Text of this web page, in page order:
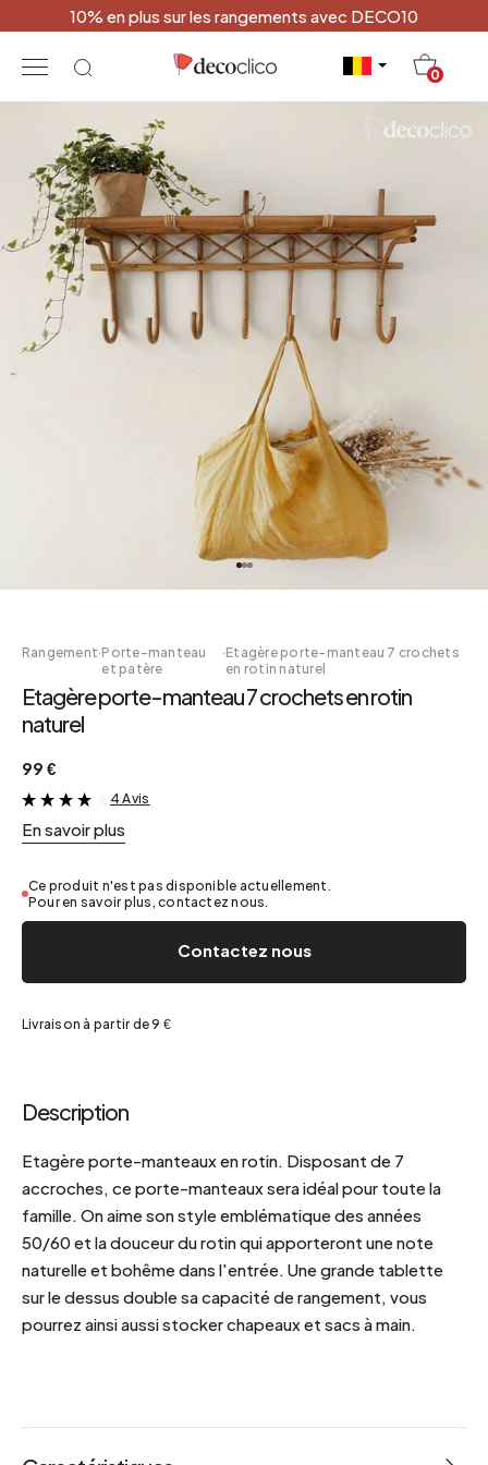
10% en plus sur les rangements avec DECO10
0
Rangement·Porte-manteau
et patère
·Etagère porte-manteau 7 crochets
en rotin naturel
Etagère porte-manteau 7 crochets en rotin
naturel
99 €
&
4 Avis
En savoir plus
Ce produit n'est pas disponible actuellement.
Pour en savoir plus, contactez nous.
Contactez nous
Livraison à partir de 9 €
Description
Etagère porte-manteaux en rotin. Disposant de 7
accroches, ce porte-manteaux sera idéal pour toute la
famille. On aime son style emblématique des années
50/60 et la douceur du rotin qui apporteront une note
naturelle et bohême dans l'entrée. Une grande tablette
sur le dessus double sa capacité de rangement, vous
pourrez ainsi aussi stocker chapeaux et sacs à main.